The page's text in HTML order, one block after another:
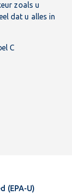
zoals u
dat u alles in
C
(EPA-U)